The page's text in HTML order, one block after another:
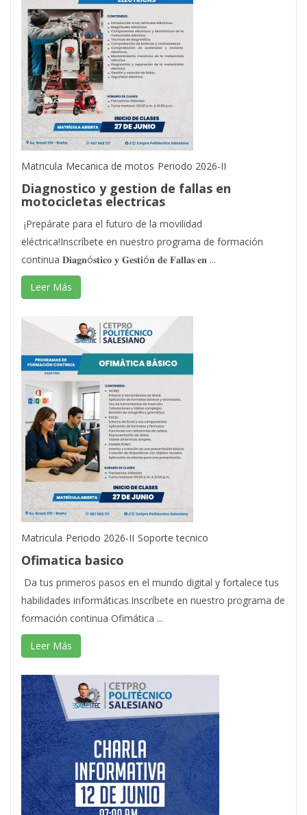
Matricula Mecanica de motos Periodo 2026-II
Diagnostico y gestion de fallas en
motocicletas electricas
¡Prepárate para el futuro de la movilidad
eléctrica!Inscríbete en nuestro programa de formación
continua 𝐃𝐢𝐚𝐠𝐧ó𝐬𝐭𝐢𝐜𝐨 𝐲 𝐆𝐞𝐬𝐭𝐢ó𝐧 𝐝𝐞 𝐅𝐚𝐥𝐥𝐚𝐬 𝐞𝐧 ...
Leer Más
Matricula Periodo 2026-II Soporte tecnico
Ofimatica basico
Da tus primeros pasos en el mundo digital y fortalece tus
habilidades informáticas.Inscríbete en nuestro programa de
formación continua Ofimática ...
Leer Más